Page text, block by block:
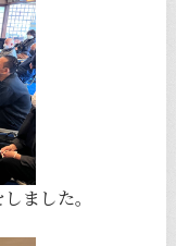
ました。